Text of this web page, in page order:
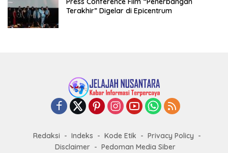
Terakhir” Digelar di Epicentrum
Redaksi Indeks Kode Etik
Privacy Policy
Disclaimer
Pedoman Media Siber